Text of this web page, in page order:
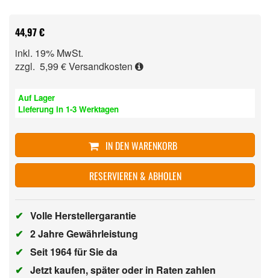
44,97 €
inkl. 19% MwSt.
zzgl. 5,99 €Versandkosten
Auf Lager
Lieferung in 1-3 Werktagen
IN DEN WARENKORB
RESERVIEREN & ABHOLEN
✔ Volle Herstellergarantie
✔ 2 Jahre Gewährleistung
✔ Seit 1964 für Sie da
✔ Jetzt kaufen, später oder in Raten zahlen